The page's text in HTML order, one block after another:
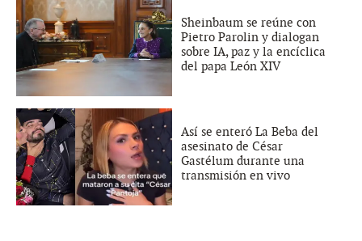
Sheinbaum se reúne con
Pietro Parolin y dialogan
sobre IA, paz y la encíclica
del papa León XIV
Así se enteró La Beba del
asesinato de César
Gastélum durante una
transmisión en vivo